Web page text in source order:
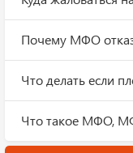
Почему МФО
Что делать если
Что такое МФО,